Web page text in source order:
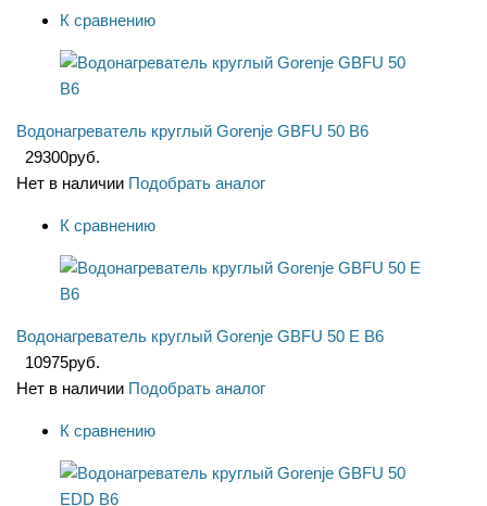
К сравнению
Водонагреватель круглый Gorenje GBFU 50 B6
29300руб.
Нет в наличии Подобрать аналог
К сравнению
Водонагреватель круглый Gorenje GBFU 50 E B6
10975руб.
Нет в наличии Подобрать аналог
К сравнению